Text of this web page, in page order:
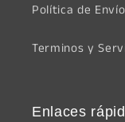
Política de
Terminos y
Enlaces